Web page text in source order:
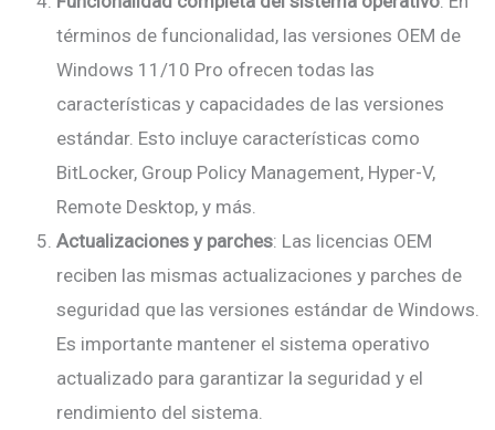
términos de funcionalidad, las versiones OEM de
Windows 11/10 Pro ofrecen todas las
características y capacidades de las versiones
estándar. Esto incluye características como
BitLocker, Group Policy Management, Hyper-V,
Remote Desktop, y más.
Actualizaciones y parches: Las licencias OEM
reciben las mismas actualizaciones y parches de
seguridad que las versiones estándar de Windows.
Es importante mantener el sistema operativo
actualizado para garantizar la seguridad y el
rendimiento del sistema.